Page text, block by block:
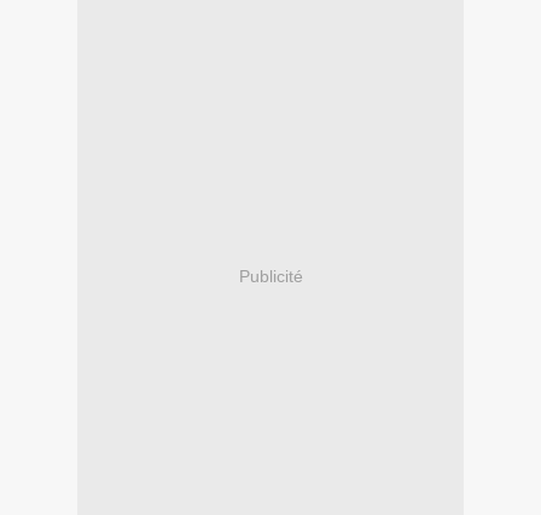
Publicité